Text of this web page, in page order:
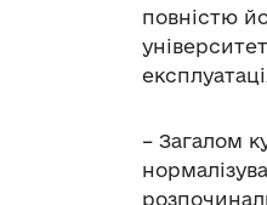
повністю
– Загалом